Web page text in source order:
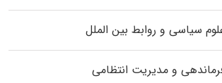
سیاسی و روابط بین الملل
و مدیریت انتظامی